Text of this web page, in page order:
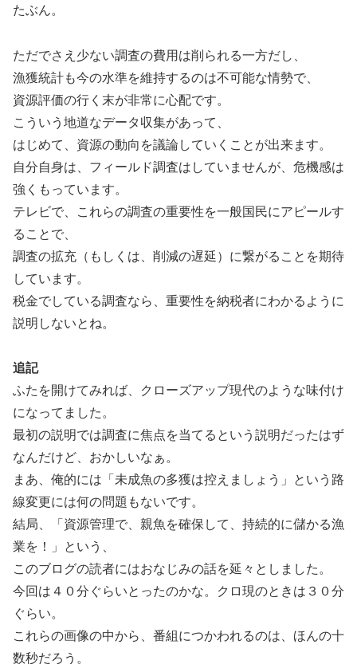
たぶん。
ただでさえ少ない調査の費用は削られる一方だし、
漁獲統計も今の水準を維持するのは不可能な情勢で、
資源評価の行く末が非常に心配です。
こういう地道なデータ収集があって、
はじめて、資源の動向を議論していくことが出来ます。
自分自身は、フィールド調査はしていませんが、危機感は
強くもっています。
テレビで、これらの調査の重要性を一般国民にアピールす
ることで、
調査の拡充（もしくは、削減の遅延）に繋がることを期待
しています。
税金でしている調査なら、重要性を納税者にわかるように
説明しないとね。
追記
ふたを開けてみれば、クローズアップ現代のような味付け
になってました。
最初の説明では調査に焦点を当てるという説明だったはず
なんだけど、おかしいなぁ。
まあ、俺的には「未成魚の多獲は控えましょう」という路
線変更には何の問題もないです。
結局、「資源管理で、親魚を確保して、持続的に儲かる漁
業を！」という、
このブログの読者にはおなじみの話を延々としました。
今回は４０分ぐらいとったのかな。クロ現のときは３０分
ぐらい。
これらの画像の中から、番組につかわれるのは、ほんの十
数秒だろう。